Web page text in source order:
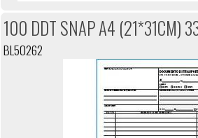
100 DDT SNAP A4 (21*31CM)
BL50262